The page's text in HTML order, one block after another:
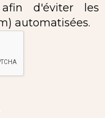
d'éviter les
automatisées.